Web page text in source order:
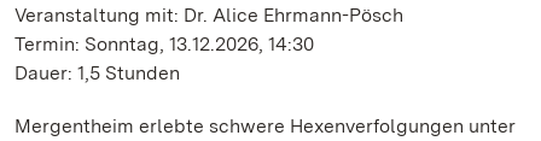
Veranstaltung mit: Dr. Alice Ehrmann-Pösch
Termin: Sonntag, 13.12.2026, 14:30
Dauer: 1,5 Stunden
Mergentheim erlebte schwere Hexenverfolgungen unter